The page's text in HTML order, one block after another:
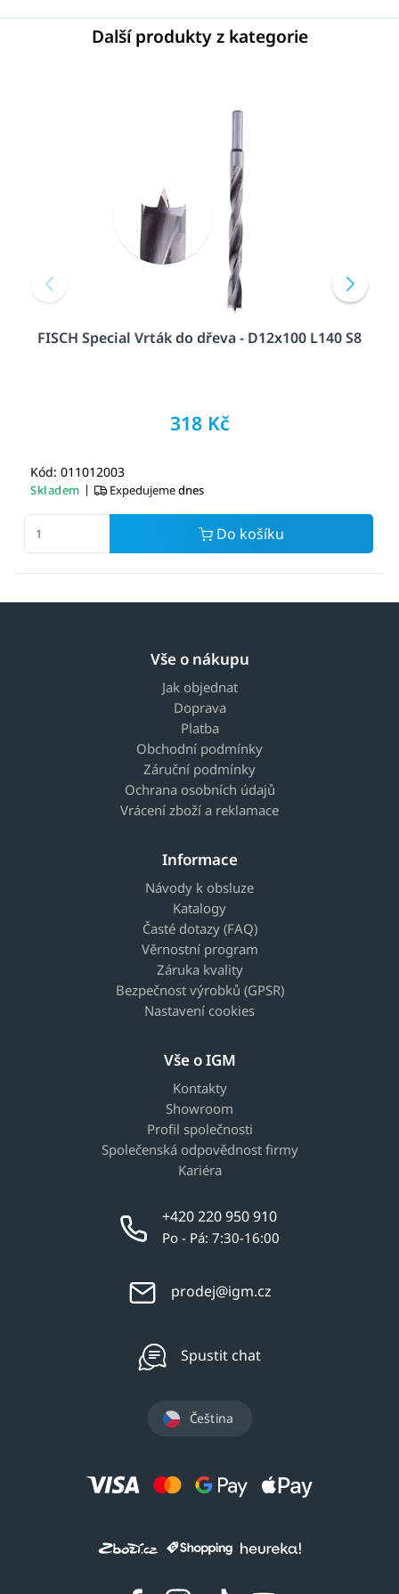
Další produkty z kategorie
FISCH Special Vrták do dřeva - D12x100 L140 S8
318 Kč
Kód: 011012003
Skladem | Expedujemednes
Do košíku
Vše o nákupu
Jak objednat
Doprava
Platba
Obchodní podmínky
Záruční podmínky
Ochrana osobních údajů
Vrácení zboží a reklamace
Informace
Návody k obsluze
Katalogy
Časté dotazy (FAQ)
Věrnostní program
Záruka kvality
Bezpečnost výrobků (GPSR)
Nastavení cookies
Vše o IGM
Kontakty
Showroom
Profil společnosti
Společenská odpovědnost firmy
Kariéra
+420 220 950 910
Po - Pá: 7:30-16:00
prodej@igm.cz
Spustit chat
Čeština